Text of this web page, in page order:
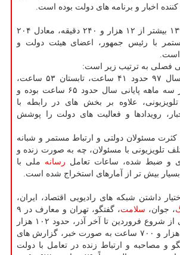
اخبار و برنامه های دولت بوده است.
تلویزیون در سال ۱۳۹۷ بیشتر از ۱۲ هزار و ۲۴۰ دقیقه، معادل ۲۰۴
با رئیس جمهور، اعضای هیئت دولت و
است.
فصلی به ترتیب زیر است:
در سه ماه نخست سال ۹۷ حدود ۴۱ ساعت، تابستان ۵۳ ساعت،
پاییز ۴۵ ساعت و در سه ماهه پایانی سال حدود ۶۵ ساعت بوده و
علاوه بر بخش های در رابطه با
رویدادها و فعالیت های دولت را پوشش
كثرت مسئولان دولتی و ارتباط مستمر و شبانه
تلویزیونی با مسئولان، چه به صورت زنده و
و ضبط شده، ساعات تعامل رسانه ملی با
بیش تر از آمارهای استخراج شده است.
داشتن شبكه های رادیویی اقتصاد، ایران،
، جوان، سلامت
، گفتگو، تهران و معارف در ۹
ماه سال ۱۳۹۷؛ یعنی از شروع فروردین تا آخر آذر، حدود ۱۰۲ هزار
و ۳۱ دقیقه و معادل هزار و ۷۰۰ ساعت به صورت خبر، گزارش های
و مصاحبه و ارتباط زنده در تعامل با دولت